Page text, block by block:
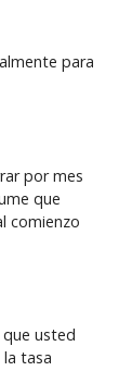
para
por mes
que
comienzo
usted
la tasa